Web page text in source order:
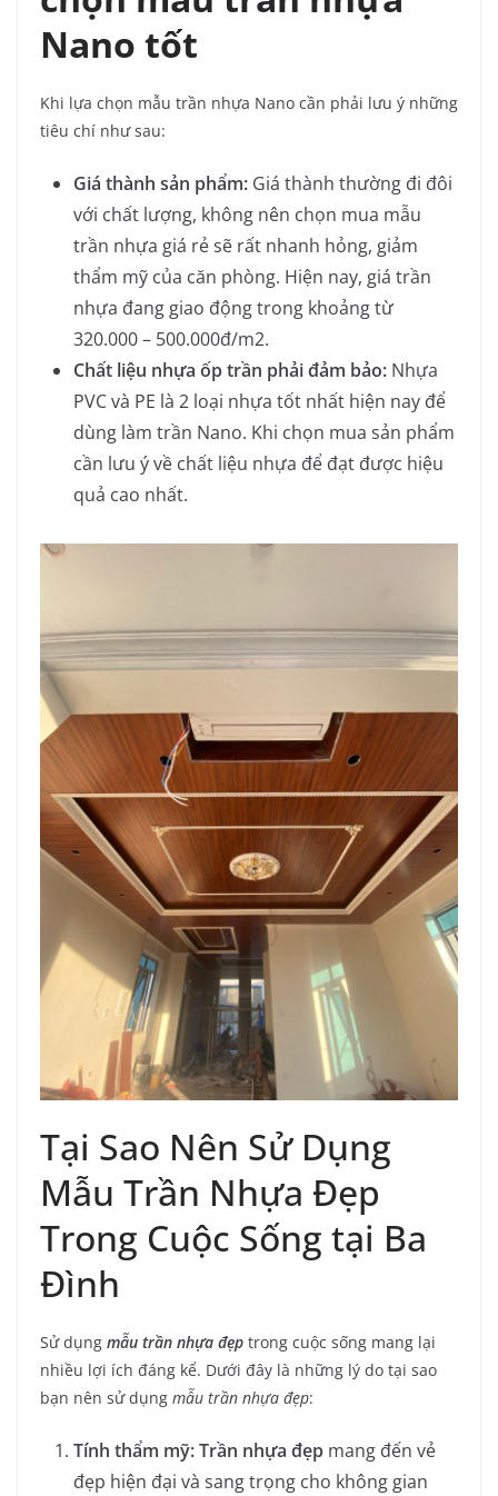
Nano tốt
Khi lựa chọn mẫu trần nhựa Nano cần phải lưu ý những
tiêu chí như sau:
Giá thành sản phẩm: Giá thành thường đi đôi
với chất lượng, không nên chọn mua mẫu
trần nhựa giá rẻ sẽ rất nhanh hỏng, giảm
thẩm mỹ của căn phòng. Hiện nay, giá trần
nhựa đang giao động trong khoảng từ
320.000 – 500.000đ/m2.
Chất liệu nhựa ốp trần phải đảm bảo: Nhựa
PVC và PE là 2 loại nhựa tốt nhất hiện nay để
dùng làm trần Nano. Khi chọn mua sản phẩm
cần lưu ý về chất liệu nhựa để đạt được hiệu
quả cao nhất.
Tại Sao Nên Sử Dụng
Mẫu Trần Nhựa Đẹp
Trong Cuộc Sống tại Ba
Đình
Sử dụng mẫu trần nhựa đẹp trong cuộc sống mang lại
nhiều lợi ích đáng kể. Dưới đây là những lý do tại sao
bạn nên sử dụng mẫu trần nhựa đẹp:
Tính thẩm mỹ: Trần nhựa đẹp mang đến vẻ
đẹp hiện đại và sang trọng cho không gian